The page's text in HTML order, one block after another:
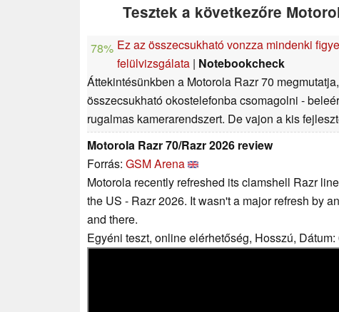
Tesztek a következőre
78% Ez az összecsukható vonzza mindenki
felülvizsgálata | Notebookcheck
Áttekintésünkben a Motorola Razr 70
összecsukható okostelefonba csomagolni -
rugalmas kamerarendszert. De vajon a kis
Motorola Razr 70/Razr 2026 review
Forrás: GSM Arena
Motorola recently refreshed its clamshell Razr
the US - Razr 2026. It wasn't a major refresh by
and there.
Egyéni teszt, online elérhetőség, Hosszú,